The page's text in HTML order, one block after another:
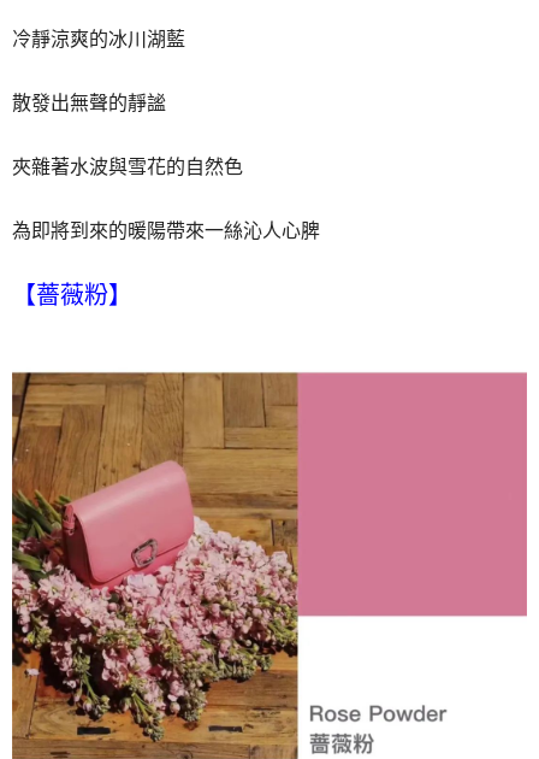
冷靜涼爽的冰川湖藍
散發出無聲的靜謐
夾雜著水波與雪花的自然色
為即將到來的暖陽帶來一絲沁人心脾
【薔薇粉】